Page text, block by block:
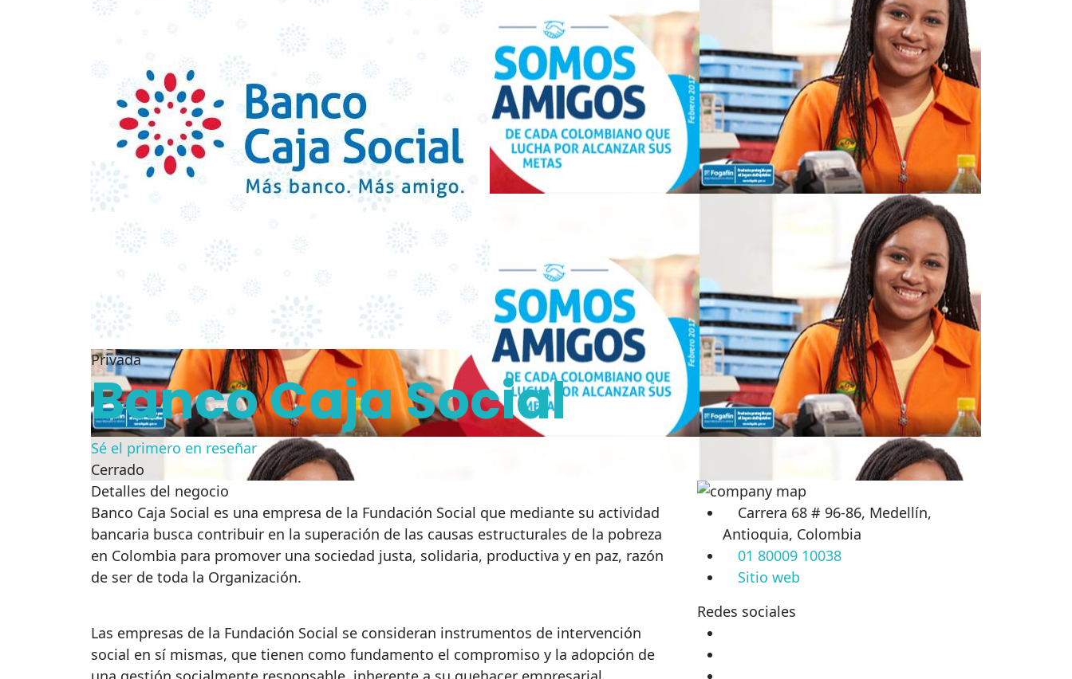
Privada
Banco Caja Social
Sé el primero en reseñar
Cerrado
Detalles del negocio
Banco Caja Social es una empresa de la Fundación Social que mediante su actividad
bancaria busca contribuir en la superación de las causas estructurales de la pobreza
en Colombia para promover una sociedad justa, solidaria, productiva y en paz, razón
de ser de toda la Organización.
Las empresas de la Fundación Social se consideran instrumentos de intervención
social en sí mismas, que tienen como fundamento el compromiso y la adopción de
Carrera 68 # 96-86, Medellín,
Antioquia, Colombia
01 80009 10038
Sitio web
Redes sociales